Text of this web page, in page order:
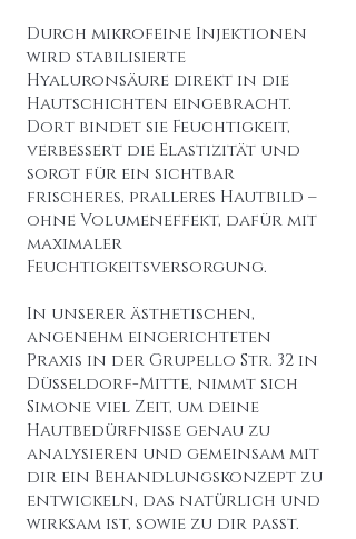
Durch mikrofeine Injektionen
wird stabilisierte
Hyaluronsäure direkt in die
Hautschichten eingebracht.
Dort bindet sie Feuchtigkeit,
verbessert die Elastizität und
sorgt für ein sichtbar
frischeres, pralleres Hautbild –
ohne Volumeneffekt, dafür mit
maximaler
Feuchtigkeitsversorgung.
In unserer ästhetischen,
angenehm eingerichteten
Praxis in der Grupello Str. 32 in
Düsseldorf-Mitte, nimmt sich
Simone viel Zeit, um deine
Hautbedürfnisse genau zu
analysieren und gemeinsam mit
dir ein Behandlungskonzept zu
entwickeln, das natürlich und
wirksam ist, sowie zu dir passt.